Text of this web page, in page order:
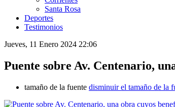
Santa Rosa
Deportes
Testimonios
Jueves, 11 Enero 2024 22:06
Puente sobre Av. Centenario,
tamaño de la fuente disminuir el tamaño de la